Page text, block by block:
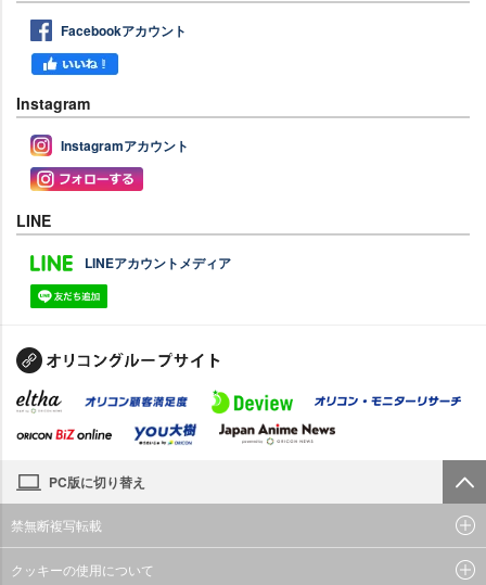
Facebookアカウント
Instagram
Instagramアカウント
LINE
LINEアカウントメディア
PC版に切り替え
禁無断複写転載
クッキーの使用について